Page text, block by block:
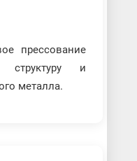
прессование
структуру и
металла.